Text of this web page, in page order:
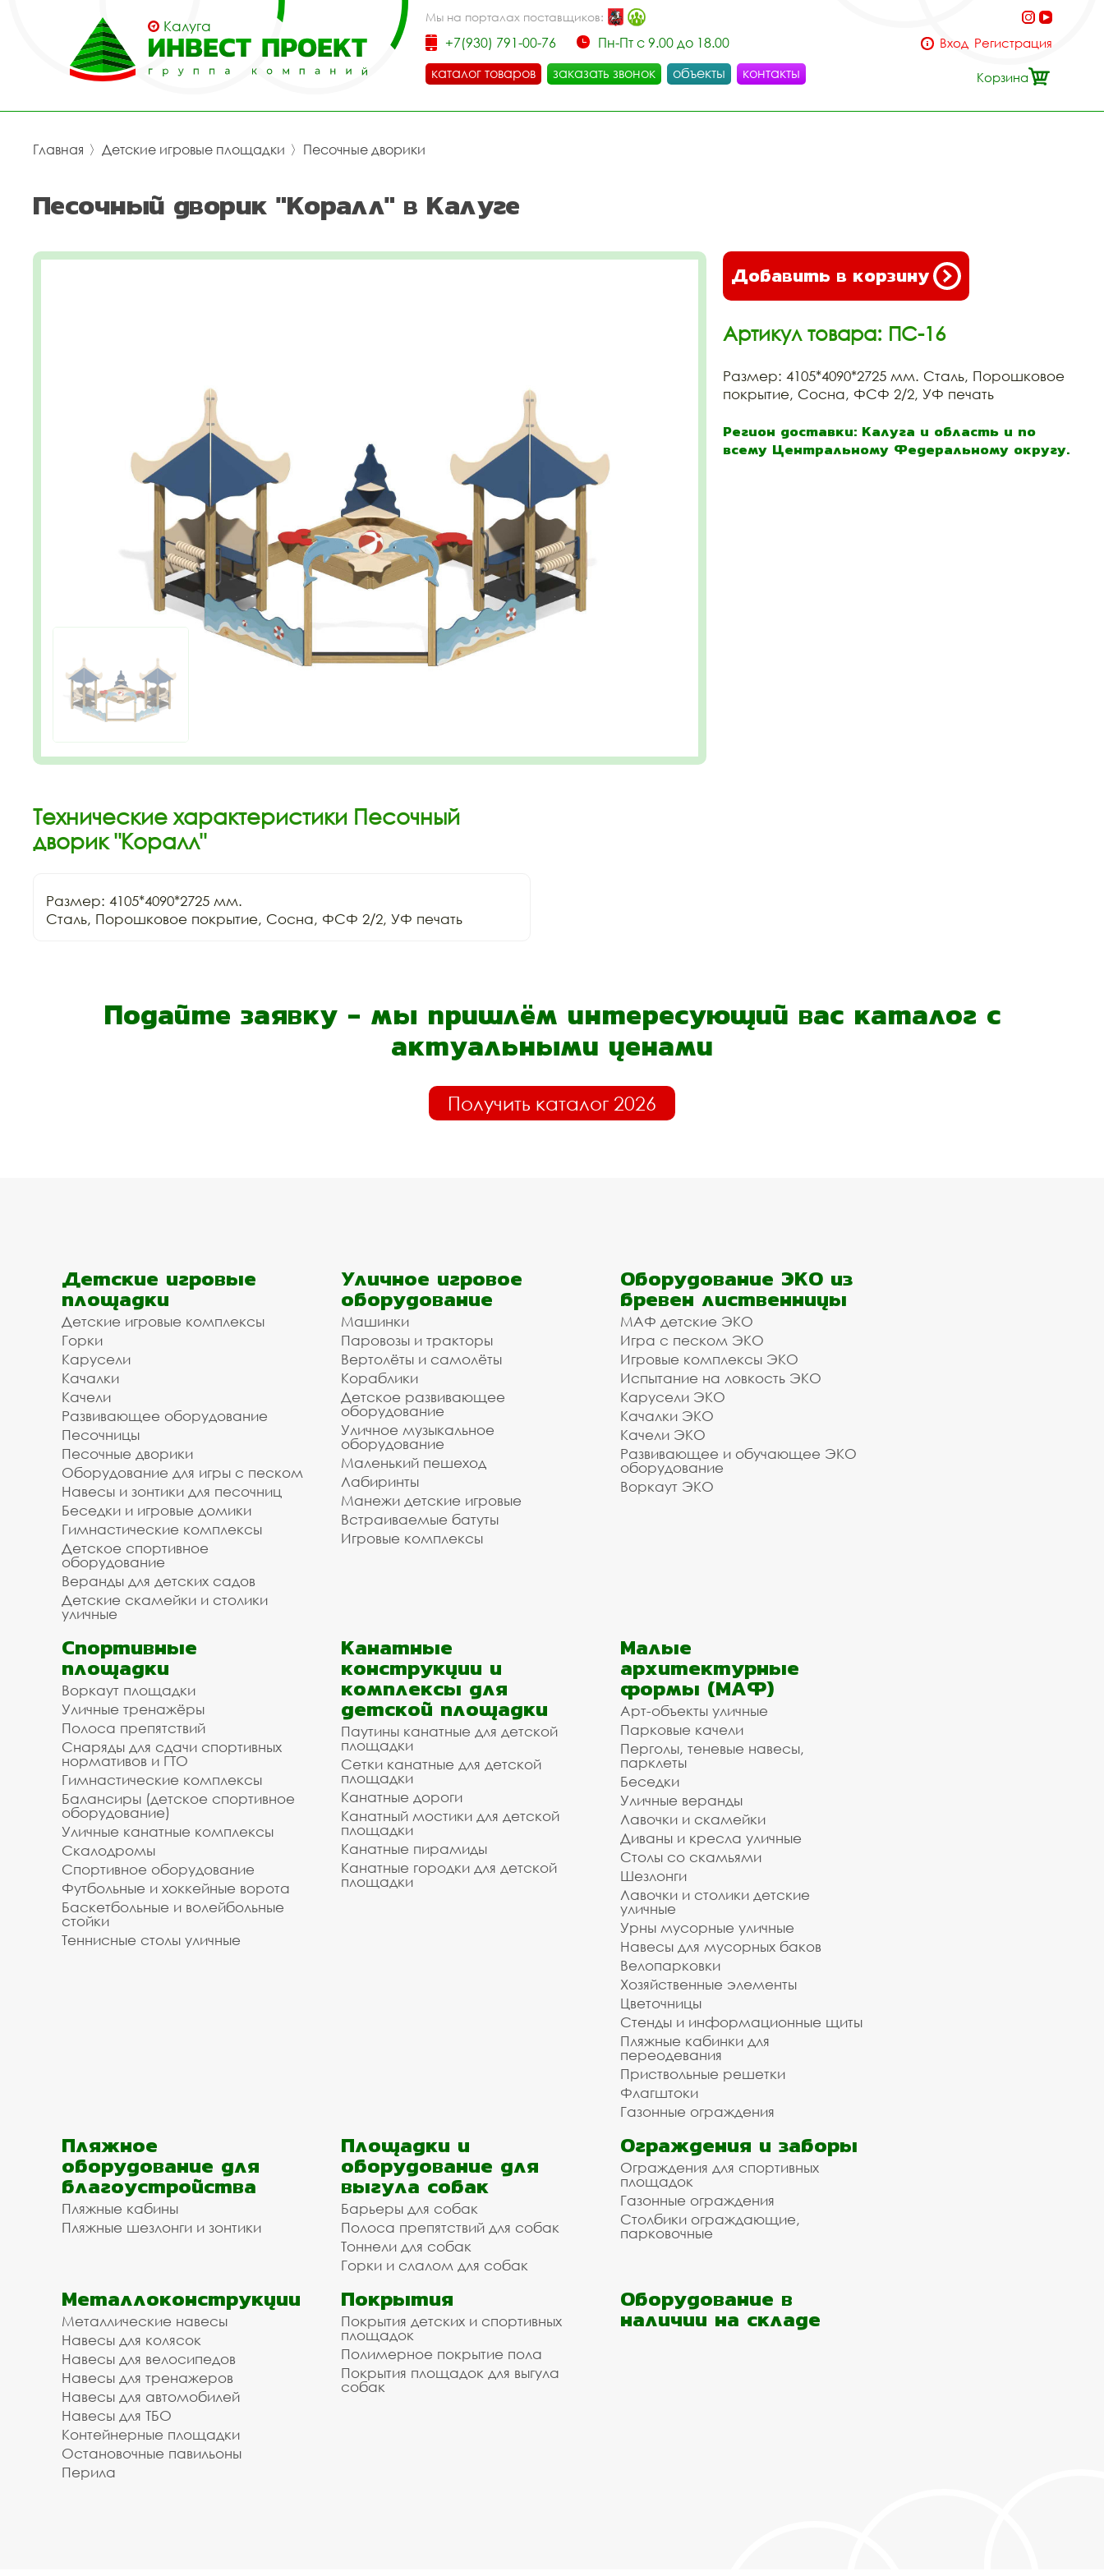
Калуга
Мы на порталах поставщиков:
+7(930) 791-00-76
Пн-Пт с 9.00 до 18.00
каталог товаров
заказать звонок объекты контакты
Вход Регистрация
Корзина
Главная 〉 Детские игровые площадки 〉 Песочные дворики
Песочный дворик "Коралл" в Калуге
Добавить в корзину
Артикул товара: ПС-16
Размер: 4105*4090*2725 мм. Сталь, Порошковое
покрытие, Сосна, ФСФ 2/2, УФ печать
Регион доставки: Калуга и область и по
всему Центральному Федеральному округу.
Технические характеристики Песочный
дворик "Коралл"
Размер: 4105*4090*2725 мм.
Сталь, Порошковое покрытие, Сосна, ФСФ 2/2, УФ печать
Подайте заявку - мы пришлём интересующий вас каталог с
актуальными ценами
Получить каталог 2026
Детские игровые
площадки
Детские игровые комплексы
Горки
Карусели
Качалки
Качели
Развивающее оборудование
Песочницы
Песочные дворики
Оборудование для игры с песком
Навесы и зонтики для песочниц
Беседки и игровые домики
Гимнастические комплексы
Детское спортивное
оборудование
Веранды для детских садов
Детские скамейки и столики
уличные
Уличное игровое
оборудование
Машинки
Паровозы и тракторы
Вертолёты и самолёты
Кораблики
Детское развивающее
оборудование
Уличное музыкальное
оборудование
Маленький пешеход
Лабиринты
Манежи детские игровые
Встраиваемые батуты
Игровые комплексы
Оборудование ЭКО из
бревен лиственницы
МАФ детские ЭКО
Игра с песком ЭКО
Игровые комплексы ЭКО
Испытание на ловкость ЭКО
Карусели ЭКО
Качалки ЭКО
Качели ЭКО
Развивающее и обучающее ЭКО
оборудование
Воркаут ЭКО
Спортивные
площадки
Воркаут площадки
Уличные тренажёры
Полоса препятствий
Снаряды для сдачи спортивных
нормативов и ГТО
Гимнастические комплексы
Балансиры (детское спортивное
оборудование)
Уличные канатные комплексы
Скалодромы
Спортивное оборудование
Футбольные и хоккейные ворота
Баскетбольные и волейбольные
стойки
Теннисные столы уличные
Канатные
конструкции и
комплексы для
детской площадки
Паутины канатные для детской
площадки
Сетки канатные для детской
площадки
Канатные дороги
Канатный мостики для детской
площадки
Канатные пирамиды
Канатные городки для детской
площадки
Малые
архитектурные
формы (МАФ)
Арт-объекты уличные
Парковые качели
Перголы, теневые навесы,
парклеты
Беседки
Уличные веранды
Лавочки и скамейки
Диваны и кресла уличные
Столы со скамьями
Шезлонги
Лавочки и столики детские
уличные
Урны мусорные уличные
Навесы для мусорных баков
Велопарковки
Хозяйственные элементы
Цветочницы
Стенды и информационные щиты
Пляжные кабинки для
переодевания
Приствольные решетки
Флагштоки
Газонные ограждения
Пляжное
оборудование для
благоустройства
Пляжные кабины
Пляжные шезлонги и зонтики
Площадки и
оборудование для
выгула собак
Барьеры для собак
Полоса препятствий для собак
Тоннели для собак
Горки и слалом для собак
Ограждения и заборы
Ограждения для спортивных
площадок
Газонные ограждения
Столбики ограждающие,
парковочные
Металлоконструкции
Металлические навесы
Навесы для колясок
Навесы для велосипедов
Навесы для тренажеров
Навесы для автомобилей
Навесы для ТБО
Контейнерные площадки
Остановочные павильоны
Перила
Покрытия
Покрытия детских и спортивных
площадок
Полимерное покрытие пола
Покрытия площадок для выгула
собак
Оборудование в
наличии на складе